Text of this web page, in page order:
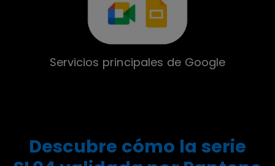
Servicios principales de Google
Descubre cómo la serie